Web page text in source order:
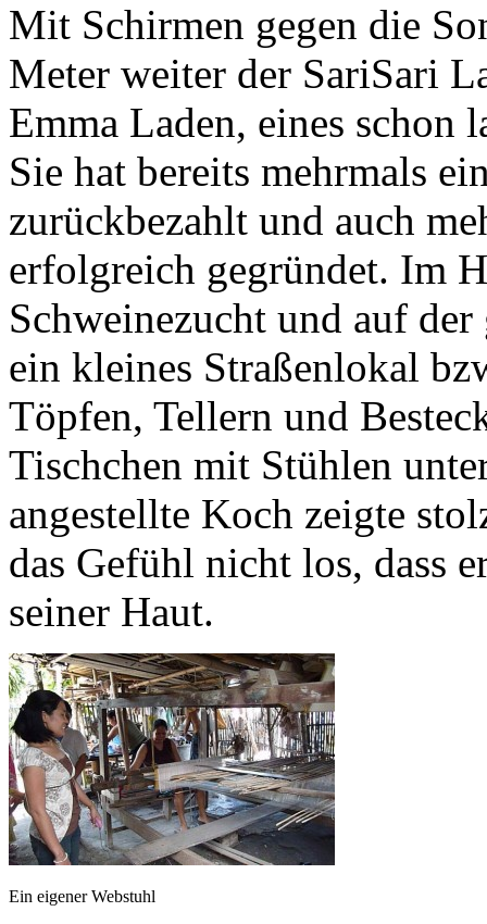
Mit Schirmen gegen die
Meter weiter der SariSari
Emma Laden, eines
Sie hat bereits mehrmals
zurückbezahlt und auch
erfolgreich gegründet. Im
Schweinezucht und auf
ein kleines Straßenlokal
Töpfen, Tellern und
Tischchen mit Stühlen
angestellte Koch zeigte
das Gefühl nicht los, dass
seiner Haut.
Ein eigener Webstuhl